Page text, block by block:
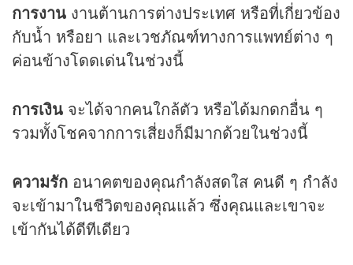
การงาน งานต้านการต่างประเทศ หรือที่เกี่ยวข้อง
กับน้ำ หรือยา และเวชภัณฑ์ทางการแพทย์ต่าง ๆ
ค่อนข้างโดดเด่นในช่วงนี้
การเงิน จะได้จากคนใกล้ตัว หรือได้มกดกอื่น ๆ
รวมทั้งโชคจากการเสี่ยงก็มีมากด้วยในช่วงนี้
ความรัก อนาคตของคุณกำลังสดใส คนดี ๆ กำลัง
จะเข้ามาในชีวิตของคุณแล้ว ซึ่งคุณและเขาจะ
เข้ากันได้ดีทีเดียว